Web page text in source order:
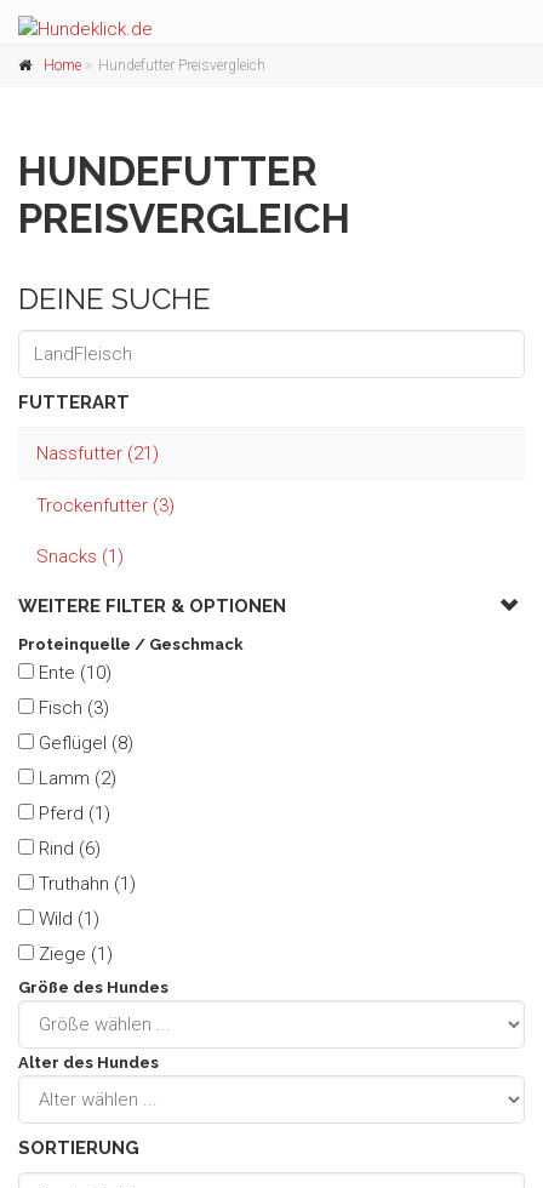
Home Hundefutter Preisvergleich
HUNDEFUTTER
PREISVERGLEICH
DEINE SUCHE
FUTTERART
Nassfutter (21)
Trockenfutter (3)
Snacks (1)
WEITERE FILTER & OPTIONEN
Proteinquelle / Geschmack
Ente (10)
Fisch (3)
Geflügel (8)
Lamm (2)
Pferd (1)
Rind (6)
Truthahn (1)
Wild (1)
Ziege (1)
Größe des Hundes
Alter des Hundes
SORTIERUNG